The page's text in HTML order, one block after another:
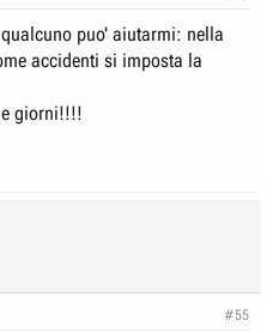
puo' aiutarmi: nella
accidenti si imposta la
giorni!!!!
#55